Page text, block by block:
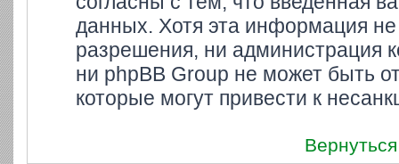
данных. Хотя эта информация
разрешения, ни администрация
ни phpBB Group не может быть
которые могут привести к